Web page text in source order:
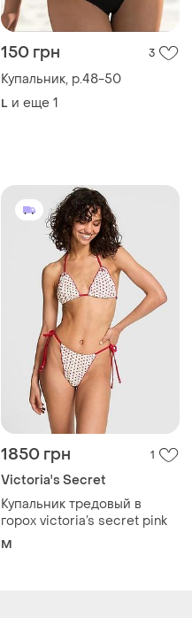
150 грн 3
Купальник, р.48-50
L и еще 1
1850 грн 1
Victoria's Secret
Купальник тредовый в
горох victoria’s secret pink
M